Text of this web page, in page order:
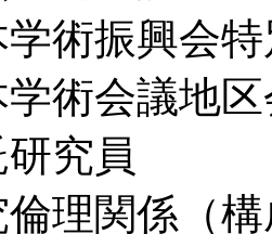
学術振興会
学術会議地
究員
理関係（